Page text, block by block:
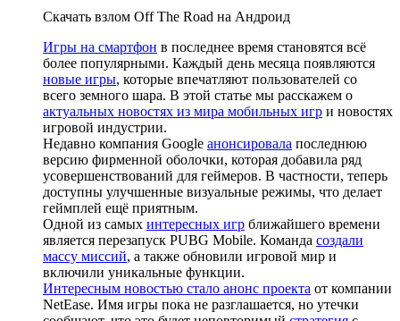
Скачать взлом Off The Road на Андроид
Игры на смартфон в последнее время становятся всё
более популярными. Каждый день месяца появляются
новые игры, которые впечатляют пользователей со
всего земного шара. В этой статье мы расскажем о
актуальных новостях из мира мобильных игр и новостях
игровой индустрии.
Недавно компания Google анонсировала последнюю
версию фирменной оболочки, которая добавила ряд
усовершенствований для геймеров. В частности, теперь
доступны улучшенные визуальные режимы, что делает
геймплей ещё приятным.
Одной из самых интересных игр ближайшего времени
является перезапуск PUBG Mobile. Команда создали
массу миссий, а также обновили игровой мир и
включили уникальные функции.
Интересным новостью стало анонс проекта от компании
NetEase. Имя игры пока не разглашается, но утечки